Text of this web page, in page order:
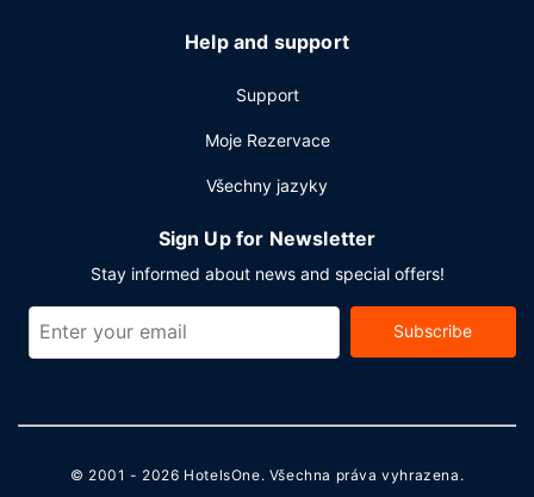
místnost). Přímo v areálu je hostům k dispozici samostatné
Help and support
Support
Moje Rezervace
Všechny jazyky
Sign Up for Newsletter
Stay informed about news and special offers!
Subscribe
© 2001 - 2026 HotelsOne. Všechna práva vyhrazena.